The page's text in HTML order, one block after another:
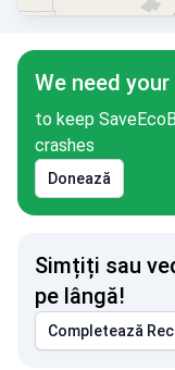
We need
to keep
crashes
Donează
Simțiți sau
pe lângă!
Completează